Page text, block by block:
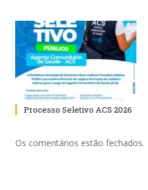
Processo Seletivo ACS 2026
Os comentários estão fechados.